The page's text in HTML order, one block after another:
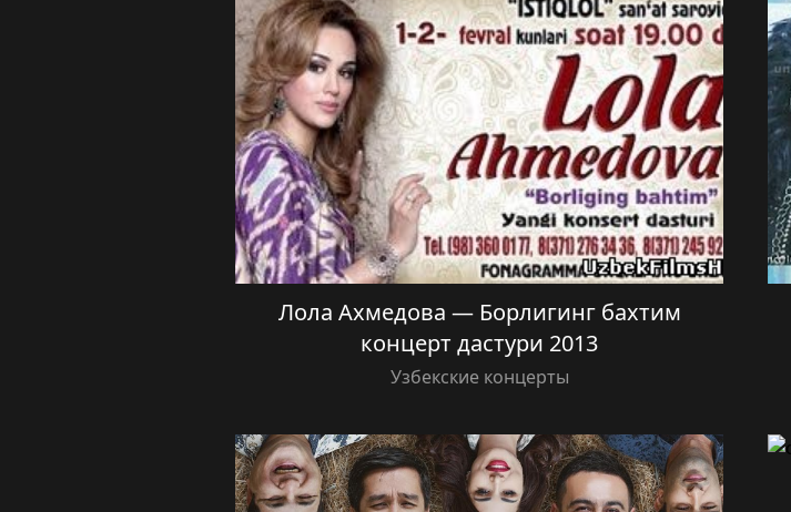
Лола Ахмедова — Борлигинг бахтим
концерт дастури 2013
Узбекские концерты